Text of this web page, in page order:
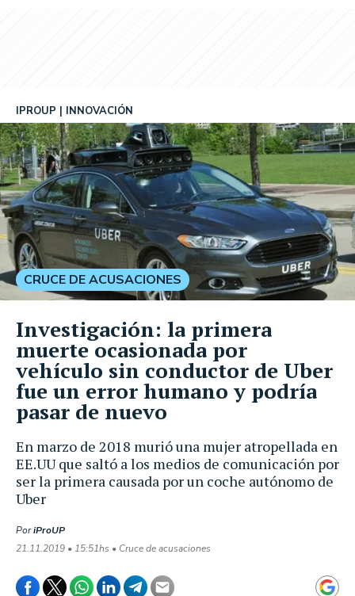
En marzo de 2018 murió una mujer atropellada en
EE.UU que saltó a los medios de comunicación por
ser la primera causada por un coche autónomo de
Uber
IPROUP INNOVACIÓN
PoriProUP
21.11.2019 • 15:51hs • Cruce de acusaciones
CRUCE DE ACUSACIONES
Investigación: la primera
muerte ocasionada por
vehículo sin conductor de Uber
fue un error humano y podría
pasar de nuevo